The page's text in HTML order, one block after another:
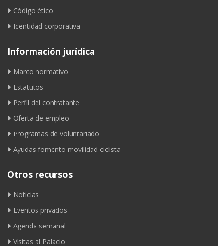
Código ético
Identidad corporativa
Información jurídica
Marco normativo
Estatutos
Perfil del contratante
Oferta de empleo
Programas de voluntariado
Ayudas fomento movilidad ciclista
Otros recursos
Noticias
Eventos privados
Agenda semanal
Visitas al Palacio